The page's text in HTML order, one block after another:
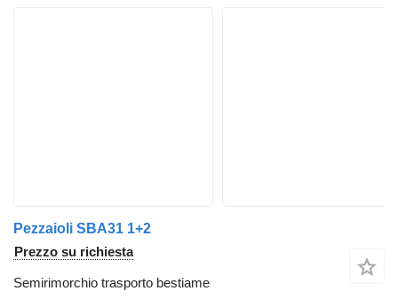
Pezzaioli SBA31 1+2
Prezzo su richiesta
Semirimorchio trasporto bestiame